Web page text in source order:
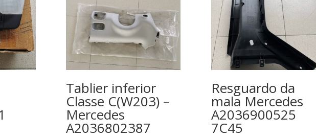
Tablier inferior
Classe C(W203) –
Mercedes
A2036802387
Resguardo da
mala Mercedes
A2036900525
7C45